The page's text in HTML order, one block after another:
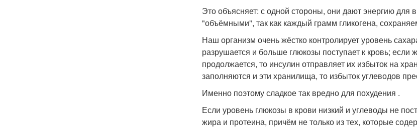
Это объясняет: с одной стороны, они дают энергию
"объёмными", так как каждый грамм гликогена,
Наш организм очень жёстко контролирует уровень
разрушается и больше глюкозы поступает к кровь;
продолжается, то инсулин отправляет их избыток на
заполняются и эти хранилища, то избыток углеводов
Именно поэтому сладкое так вредно для похудения .
Если уровень глюкозы в крови низкий и углеводы не
жира и протеина, причём не только из тех, которые